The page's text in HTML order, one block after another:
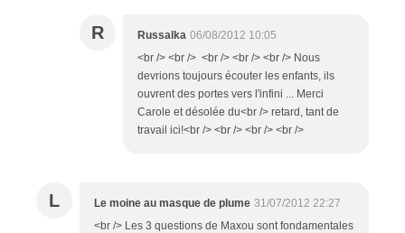
R Russalka 06/08/2012 10:05
<br /> <br /> <br /> <br /> <br /> Nous
devrions toujours écouter les enfants, ils
ouvrent des portes vers l'infini ... Merci
Carole et désolée du<br /> retard, tant de
travail ici!<br /> <br /> <br /> <br />
L Le moine au masque de plume 31/07/2012 22:27
<br /> Les 3 questions de Maxou sont fondamentales